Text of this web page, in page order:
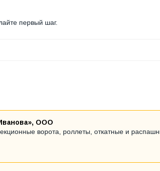
первый шаг.
ООО
ворота, роллеты, откатные и